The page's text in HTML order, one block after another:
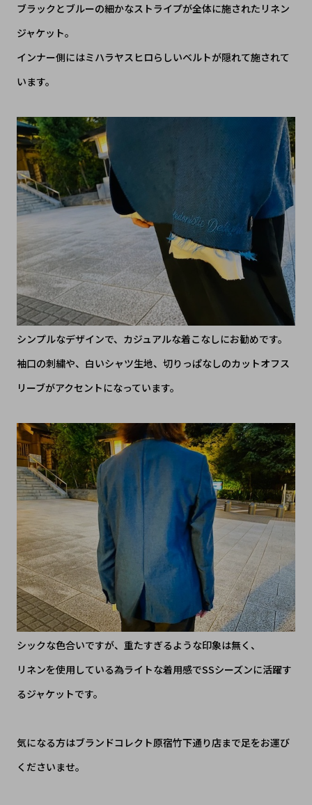
ブラックとブルーの細かなストライプが全体に施されたリネン
ジャケット。
インナー側にはミハラヤスヒロらしいベルトが隠れて施されて
います。
シンプルなデザインで、カジュアルな着こなしにお勧めです。
袖口の刺繍や、白いシャツ生地、切りっぱなしのカットオフス
リーブがアクセントになっています。
シックな色合いですが、重たすぎるような印象は無く、
リネンを使用している為ライトな着用感でSSシーズンに活躍す
るジャケットです。
気になる方はブランドコレクト原宿竹下通り店まで足をお運び
くださいませ。